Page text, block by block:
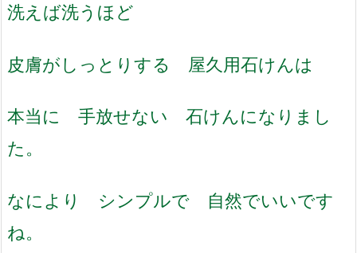
洗えば洗うほど
皮膚がしっとりする 屋久用石けんは
本当に 手放せない 石けんになりまし
た。
なにより シンプルで 自然でいいです
ね。